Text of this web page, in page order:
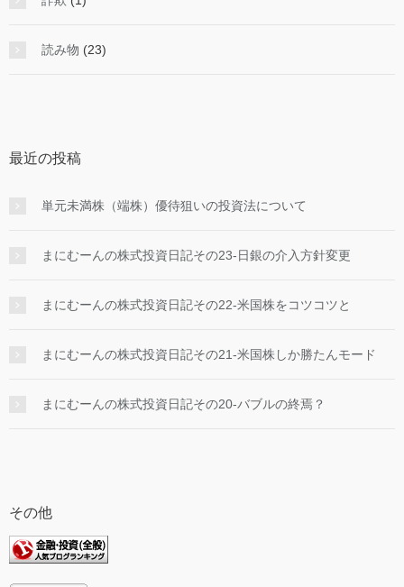
読み物 (23)
最近の投稿
単元未満株（端株）優待狙いの投資法について
まにむーんの株式投資日記その23-日銀の介入方針変更
まにむーんの株式投資日記その22-米国株をコツコツと
まにむーんの株式投資日記その21-米国株しか勝たんモード
まにむーんの株式投資日記その20-バブルの終焉？
その他